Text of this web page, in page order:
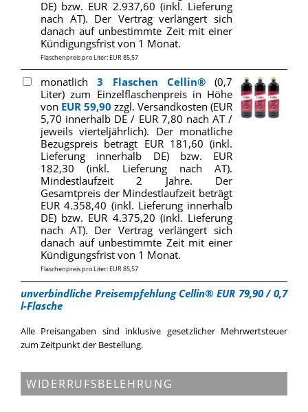
DE) bzw. EUR 2.937,60 (inkl. Lieferung
nach AT). Der Vertrag verlängert sich
danach auf unbestimmte Zeit mit einer
Kündigungsfrist von 1 Monat.
Flaschenpreis pro Liter: EUR 85,57
monatlich3 Flaschen Cellin®(0,7
Liter) zum Einzelflaschenpreis in Höhe
von EUR 59,90 zzgl. Versandkosten (EUR
5,70 innerhalb DE / EUR 7,80 nach AT /
jeweils vierteljährlich). Der monatliche
Bezugspreis beträgt EUR 181,60 (inkl.
Lieferung innerhalb DE) bzw. EUR
182,30 (inkl. Lieferung nach AT).
Mindestlaufzeit 2 Jahre. Der
Gesamtpreis der Mindestlaufzeit beträgt
EUR 4.358,40 (inkl. Lieferung innerhalb
DE) bzw. EUR 4.375,20 (inkl. Lieferung
nach AT). Der Vertrag verlängert sich
danach auf unbestimmte Zeit mit einer
Kündigungsfrist von 1 Monat.
Flaschenpreis pro Liter: EUR 85,57
unverbindliche Preisempfehlung Cellin® EUR 79,90 / 0,7
l-Flasche
Alle Preisangaben sind inklusive gesetzlicher Mehrwertsteuer
zum Zeitpunkt der Bestellung.
WIDERRUFSBELEHRUNG